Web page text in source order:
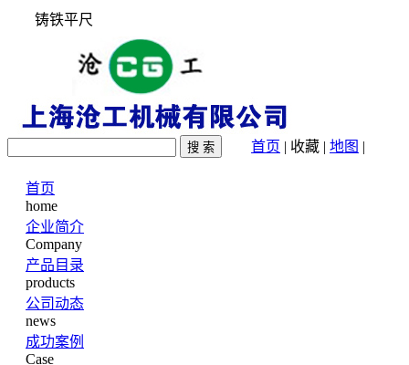
铸铁平尺
首页 | 收藏 | 地图 |
首页
home
企业简介
Company
产品目录
products
公司动态
news
成功案例
Case